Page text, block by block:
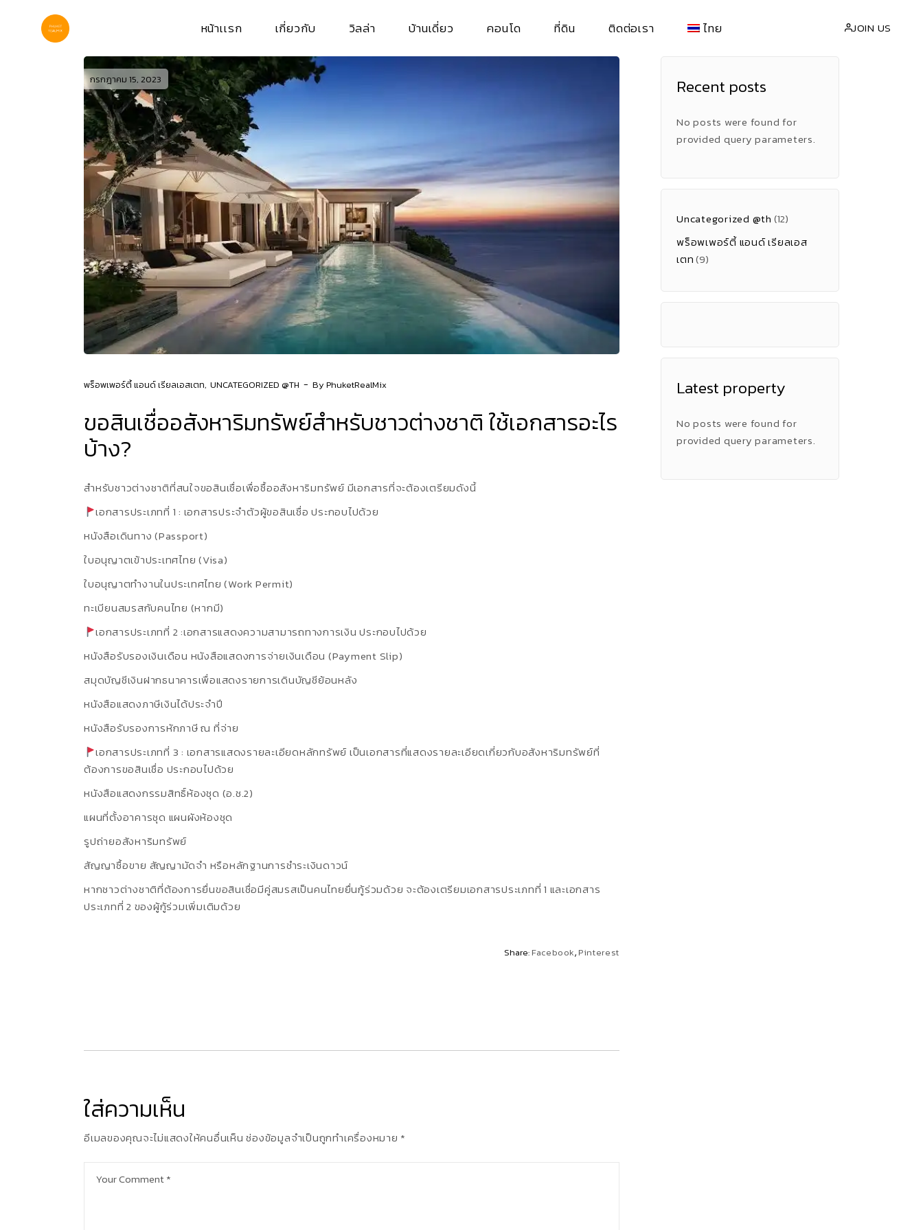
หน้าเเรก เกี่ยวกับ วิลล่า บ้านเดี่ยว คอนโด ที่ดิน ติดต่อเรา ไทย
EN(อังกฤษ)
JOIN US
กรกฎาคม 15, 2023
พร็อพเพอร์ตี้ แอนด์ เรียลเอสเตท UNCATEGORIZED @TH By PhuketRealMix
ขอสินเชื่ออสังหาริมทรัพย์สำหรับชาวต่างชาติ ใช้เอกสารอะไร
บ้าง?
สำหรับชาวต่างชาติที่สนใจขอสินเชื่อเพื่อซื้ออสังหาริมทรัพย์ มีเอกสารที่จะต้องเตรียมดังนี้
เอกสารประเภทที่ 1 : เอกสารประจำตัวผู้ขอสินเชื่อ ประกอบไปด้วย
หนังสือเดินทาง (Passport)
ใบอนุญาตเข้าประเทศไทย (Visa)
ใบอนุญาตทำงานในประเทศไทย (Work Permit)
ทะเบียนสมรสกับคนไทย (หากมี)
เอกสารประเภทที่ 2 :เอกสารแสดงความสามารถทางการเงิน ประกอบไปด้วย
หนังสือรับรองเงินเดือน หนังสือแสดงการจ่ายเงินเดือน (Payment Slip)
สมุดบัญชีเงินฝากธนาคารเพื่อแสดงรายการเดินบัญชีย้อนหลัง
หนังสือแสดงภาษีเงินได้ประจำปี
หนังสือรับรองการหักภาษี ณ ที่จ่าย
เอกสารประเภทที่ 3 : เอกสารแสดงรายละเอียดหลักทรัพย์ เป็นเอกสารที่แสดงรายละเอียดเกี่ยวกับอสังหาริมทรัพย์ที่
ต้องการขอสินเชื่อ ประกอบไปด้วย
หนังสือแสดงกรรมสิทธิ์ห้องชุด (อ.ช.2)
แผนที่ตั้งอาคารชุด แผนผังห้องชุด
รูปถ่ายอสังหาริมทรัพย์
สัญญาซื้อขาย สัญญามัดจำ หรือหลักฐานการชำระเงินดาวน์
หากชาวต่างชาติที่ต้องการยื่นขอสินเชื่อมีคู่สมรสเป็นคนไทยยื่นกู้ร่วมด้วย จะต้องเตรียมเอกสารประเภทที่ 1 และเอกสาร
ประเภทที่ 2 ของผู้กู้ร่วมเพิ่มเติมด้วย
Share: Facebook Pinterest
ใส่ความเห็น
อีเมลของคุณจะไม่แสดงให้คนอื่นเห็น ช่องข้อมูลจำเป็นถูกทำเครื่องหมาย *
Recent posts
No posts were found for
provided query parameters.
Uncategorized @th (12)
พร็อพเพอร์ตี้ แอนด์ เรียลเอส
เตท(9)
Latest property
No posts were found for
provided query parameters.